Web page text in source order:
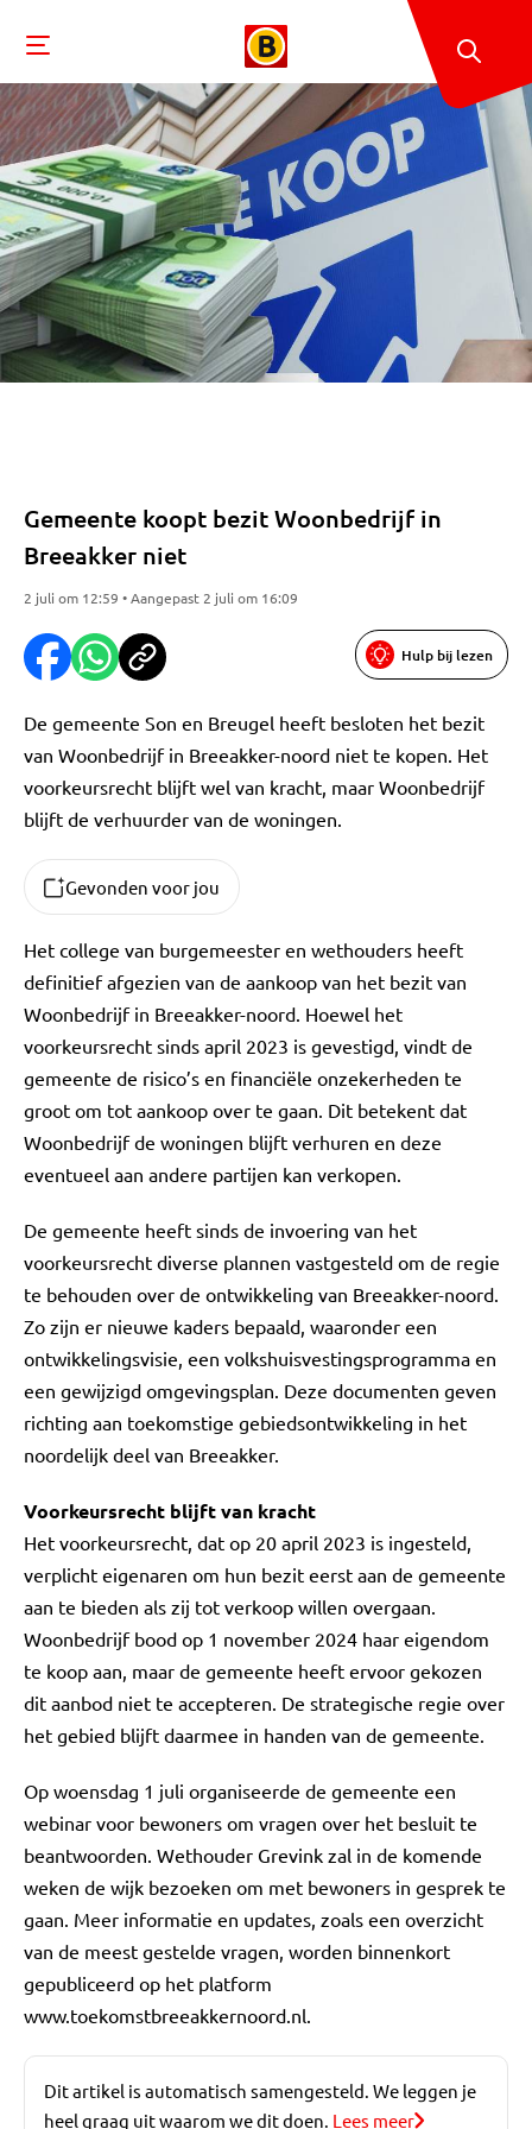
Gemeente koopt bezit Woonbedrijf in
Breeakker niet
2 juli om 12:59 • Aangepast 2 juli om 16:09
Hulp bij lezen
De gemeente Son en Breugel heeft besloten het bezit
van Woonbedrijf in Breeakker-noord niet te kopen. Het
voorkeursrecht blijft wel van kracht, maar Woonbedrijf
blijft de verhuurder van de woningen.
Gevonden voor jou
Het college van burgemeester en wethouders heeft
definitief afgezien van de aankoop van het bezit van
Woonbedrijf in Breeakker-noord. Hoewel het
voorkeursrecht sinds april 2023 is gevestigd, vindt de
gemeente de risico’s en financiële onzekerheden te
groot om tot aankoop over te gaan. Dit betekent dat
Woonbedrijf de woningen blijft verhuren en deze
eventueel aan andere partijen kan verkopen.
De gemeente heeft sinds de invoering van het
voorkeursrecht diverse plannen vastgesteld om de regie
te behouden over de ontwikkeling van Breeakker-noord.
Zo zijn er nieuwe kaders bepaald, waaronder een
ontwikkelingsvisie, een volkshuisvestingsprogramma en
een gewijzigd omgevingsplan. Deze documenten geven
richting aan toekomstige gebiedsontwikkeling in het
noordelijk deel van Breeakker.
Voorkeursrecht blijft van kracht
Het voorkeursrecht, dat op 20 april 2023 is ingesteld,
verplicht eigenaren om hun bezit eerst aan de gemeente
aan te bieden als zij tot verkoop willen overgaan.
Woonbedrijf bood op 1 november 2024 haar eigendom
te koop aan, maar de gemeente heeft ervoor gekozen
dit aanbod niet te accepteren. De strategische regie over
het gebied blijft daarmee in handen van de gemeente.
Op woensdag 1 juli organiseerde de gemeente een
webinar voor bewoners om vragen over het besluit te
beantwoorden. Wethouder Grevink zal in de komende
weken de wijk bezoeken om met bewoners in gesprek te
gaan. Meer informatie en updates, zoals een overzicht
van de meest gestelde vragen, worden binnenkort
gepubliceerd op het platform
www.toekomstbreeakkernoord.nl.
Dit artikel is automatisch samengesteld. We leggen je
heel graag uit waarom we dit doen. Lees meer